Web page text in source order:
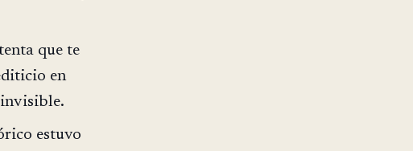
que te
en
estuvo